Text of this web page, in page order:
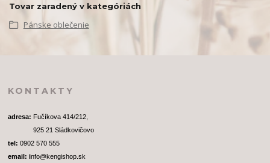
Tovar zaradený v kategóriách
Pánske oblečenie
KONTAKTY
adresa: Fučíkova 414/212,
              925 21 Sládkovičovo
tel: 0902 570 555
email: info@kengishop.sk